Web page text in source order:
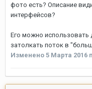
фото есть? Описание
интерфейсов?
Его можно использовать
затолкать поток в
Изменено 5 Марта 2016